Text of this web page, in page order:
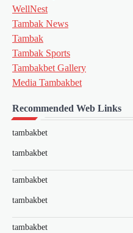
WellNest
Tambak News
Tambak
Tambak Sports
Tambakbet Gallery
Media Tambakbet
Recommended Web Links
tambakbet
tambakbet
tambakbet
tambakbet
tambakbet